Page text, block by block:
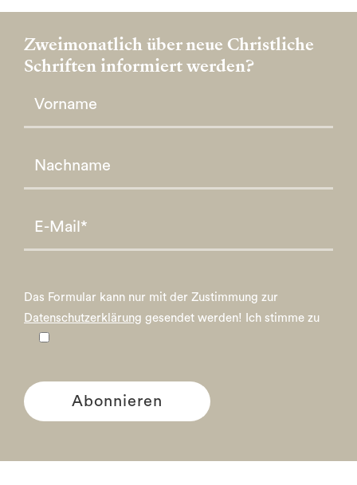
Zweimonatlich über neue Christliche
Schriften informiert werden?
Das Formular kann nur mit der Zustimmung zur
Datenschutzerklärung gesendet werden! Ich stimme zu